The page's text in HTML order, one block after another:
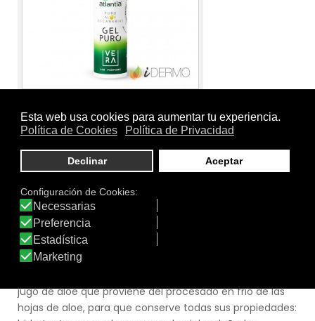
Atlantia
GEL PURO ALOE VERA
Contiene una alta concentración (>94%) de aloe vera
de cultivo ecológico procedente de las Islas Canarias. Es
un producto indispensable en nuestro botiquín de
jugo de aloe que proviene del procesado en frio de las
hojas de aloe, para que conserve todas sus propiedades: